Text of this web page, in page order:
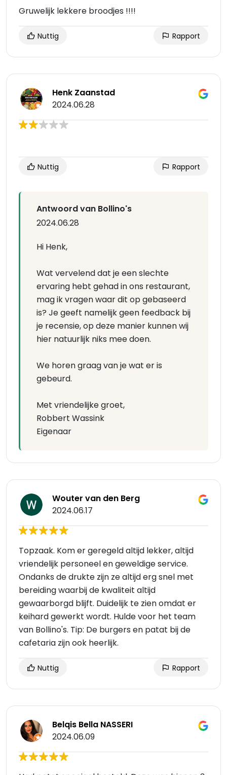
Gruwelijk lekkere broodjes !!!!
Nuttig Rapport
Henk Zaanstad
2024.06.28
Nuttig Rapport
Antwoord van Bollino's
2024.06.28
Hi Henk,
Wat vervelend dat je een slechte
ervaring hebt gehad in ons restaurant,
mag ik vragen waar dit op gebaseerd
is? Je geeft namelijk geen feedback bij
je recensie, op deze manier kunnen wij
hier natuurlijk niks mee doen.
We horen graag van je wat er is
gebeurd.
Met vriendelijke groet,
Robbert Wassink
Eigenaar
Wouter van den Berg
2024.06.17
Topzaak. Kom er geregeld altijd lekker, altijd
vriendelijk personeel en geweldige service.
Ondanks de drukte zijn ze altijd erg snel met
bereiding waarbij de kwaliteit altijd
gewaarborgd blijft. Duidelijk te zien omdat er
keihard gewerkt wordt. Hulde voor het team
van Bollino's. Tip: De burgers en patat bij de
cafetaria zijn ook heerlijk.
Nuttig Rapport
Belqis Bella NASSERI
2024.06.09